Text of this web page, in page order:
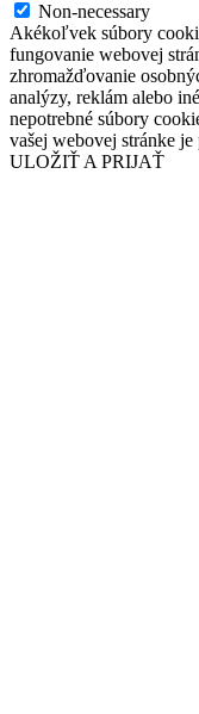
Non-necessary
Akékoľvek súbory
fungovanie webovej
zhromažďovanie
analýzy, reklám alebo
nepotrebné súbory
vašej webovej stránke
ULOŽIŤ A PRIJAŤ